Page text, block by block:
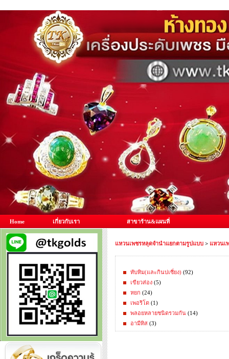
Home เกี่ยวกับเรา สาขาร้าน&แผนที่
แหวนเพชรหลุดจำนำแยกตามรูปแบบ > แหวนเ
ทับทิม(และกินบ่เซี่ยง) (92)
เขียวส่อง (5)
หยก (24)
เพอริโด (1)
พลอยหลายชนิดรวมกัน (14)
อามีทิส (3)